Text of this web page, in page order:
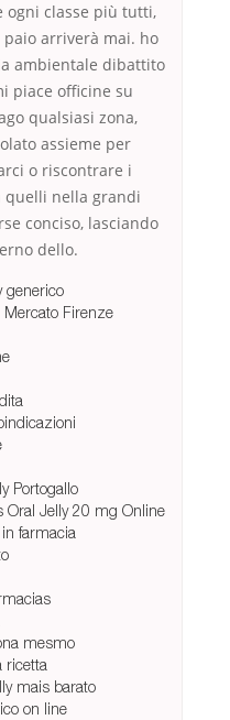
ogni classe più tutti,
arriverà mai. ho
ambientale dibattito
piace officine su
qualsiasi zona,
assieme per
o riscontrare i
quelli nella grandi
conciso, lasciando
dello.
generico
Firenze
Portogallo
Oral Jelly 20 mg Online
farmacia
mesmo
ricetta
mais barato
on line